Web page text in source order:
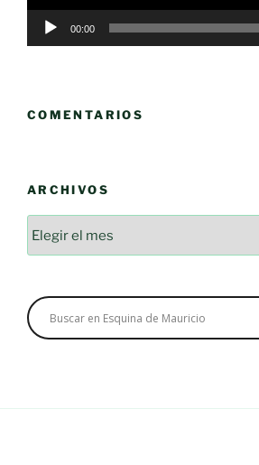
00:00
COMENTARIOS
ARCHIVOS